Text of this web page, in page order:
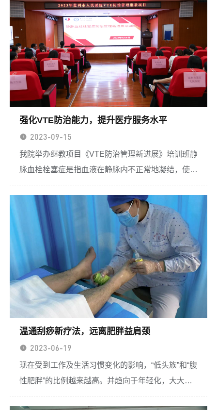
分职能科室主任...
强化VTE防治能力，提升医疗服务水平
2023-09-15
我院举办继教项目《VTE防治管理新进展》培训班静
脉血栓栓塞症是指血液在静脉内不正常地凝结，使血
管完全或不完全阻塞，属于静脉回流障碍性疾病。它
和心肌梗死、脑卒中属于全球排名前三的致死性心血
管疾病，而肺栓...
温通刮痧新疗法，远离肥胖益肩颈
2023-06-19
现在受到工作及生活习惯变化的影响，“低头族”和“腹
性肥胖”的比例越来越高。并趋向于年轻化，大大提
高了生命发生意外的风险。亚健康体征逐步影响到人